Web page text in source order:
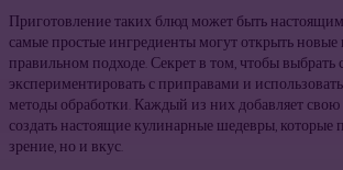
Приготовление таких блюд может быть
самые простые ингредиенты могут открыть новые
правильном подходе. Секрет в том, чтобы
экспериментировать с приправами и
методы обработки. Каждый из них добавляет свою
создать настоящие кулинарные шедевры, которые
зрение, но и вкус.